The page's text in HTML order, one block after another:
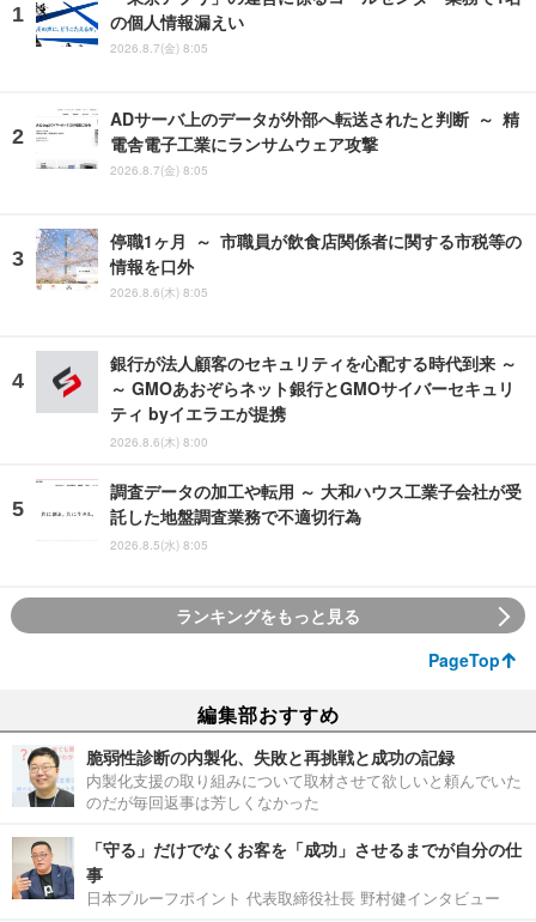
の個人情報漏えい
2026.8.7(金) 8:05
ADサーバ上のデータが外部へ転送されたと判断 ～ 精
電舎電子工業にランサムウェア攻撃
2026.8.7(金) 8:05
停職1ヶ月 ～ 市職員が飲食店関係者に関する市税等の
情報を口外
2026.8.6(木) 8:05
銀行が法人顧客のセキュリティを心配する時代到来 ～
～ GMOあおぞらネット銀行とGMOサイバーセキュリ
ティ byイエラエが提携
2026.8.6(木) 8:00
調査データの加工や転用 ～ 大和ハウス工業子会社が受
託した地盤調査業務で不適切行為
2026.8.5(水) 8:05
ランキングをもっと見る
PageTop
編集部おすすめ
脆弱性診断の内製化、失敗と再挑戦と成功の記録
内製化支援の取り組みについて取材させて欲しいと頼んでいた
のだが毎回返事は芳しくなかった
「守る」だけでなくお客を「成功」させるまでが自分の仕
事
日本プルーフポイント 代表取締役社長 野村健インタビュー